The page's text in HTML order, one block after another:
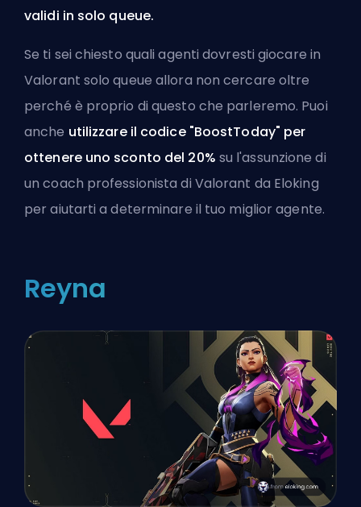
validi in solo queue.
Se ti sei chiesto quali agenti dovresti giocare in
Valorant solo queue allora non cercare oltre
perché è proprio di questo che parleremo. Puoi
anche utilizzare il codice "BoostToday" per
ottenere uno sconto del 20% su l'assunzione di
un coach professionista di Valorant da Eloking
per aiutarti a determinare il tuo miglior agente.
Reyna